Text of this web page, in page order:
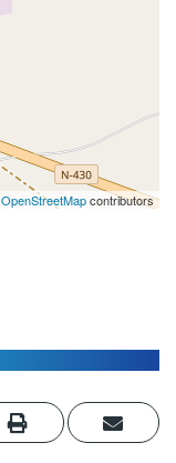
OpenStreetMapcontributors